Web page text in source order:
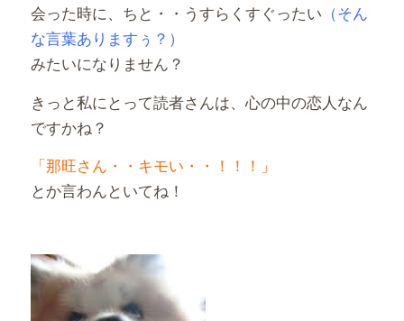
会った時に、ちと・・うすらくすぐったい （そん
な言葉ありますぅ？）
みたいになりません？
きっと私にとって読者さんは、心の中の恋人なん
ですかね？
「那旺さん・・キモい・・！！！」
とか言わんといてね！